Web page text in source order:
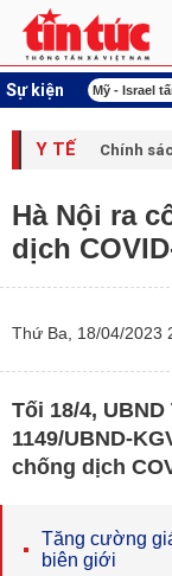
Sự kiện
lượng Mỹ - Israel
Y TẾ Chính
Hà Nội ra
dịch
Thứ Ba, 18/04/2023
Tối 18/4,
1149/UBND-
chống dịch
Tăng cường
biên giới